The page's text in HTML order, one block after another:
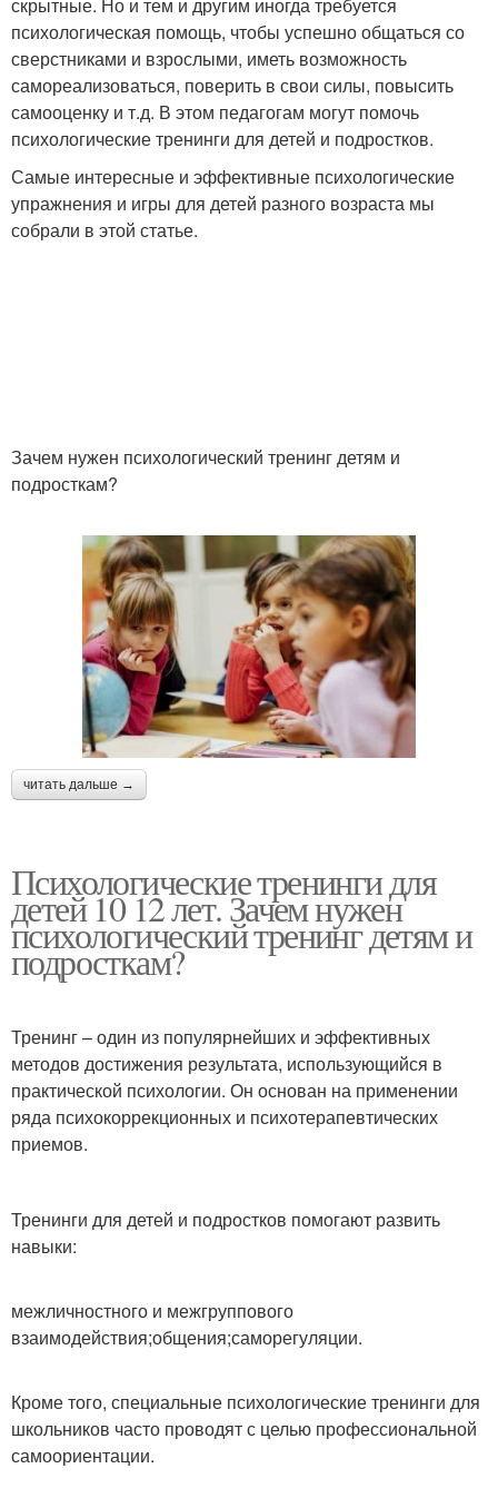
психологическая помощь, чтобы успешно общаться со
сверстниками и взрослыми, иметь возможность
самореализоваться, поверить в свои силы, повысить
самооценку и т.д. В этом педагогам могут помочь
психологические тренинги для детей и подростков.
Самые интересные и эффективные психологические
упражнения и игры для детей разного возраста мы
собрали в этой статье.
Зачем нужен психологический тренинг детям и
подросткам?
читать дальше →
Психологические тренинги для
детей 10 12 лет. Зачем нужен
психологический тренинг детям и
подросткам?
Тренинг – один из популярнейших и эффективных
методов достижения результата, использующийся в
практической психологии. Он основан на применении
ряда психокоррекционных и психотерапевтических
приемов.
Тренинги для детей и подростков помогают развить
навыки:
межличностного и межгруппового
взаимодействия;общения;саморегуляции.
Кроме того, специальные психологические тренинги для
школьников часто проводят с целью профессиональной
самоориентации.